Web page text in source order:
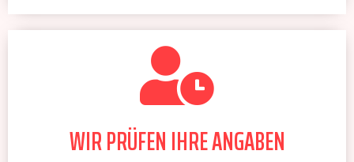
WIR PRÜFEN IHRE ANGABEN